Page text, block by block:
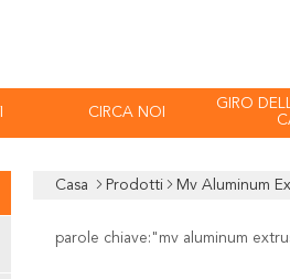
CIRCA NOI
GIRO
Casa Prodotti Mv Aluminum
parole chiave:" mv aluminum